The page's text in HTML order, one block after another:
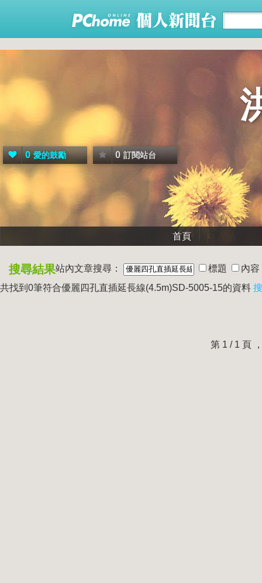
0 愛的鼓勵 0 訂閱站台
首頁
搜尋結果站內文章搜尋： 標題
內容
共找到0筆符合優麗四孔直插延長線(4.5m)SD-5005-15的資料
第 1 / 1